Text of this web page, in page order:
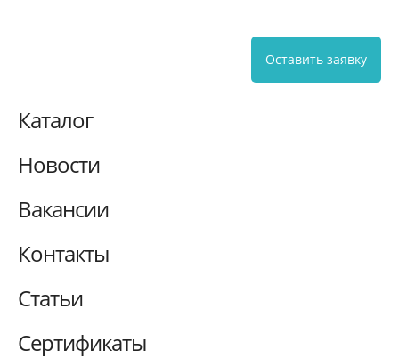
Каталог
Новости
Вакансии
Контакты
Статьи
Сертификаты
Оставить заявку